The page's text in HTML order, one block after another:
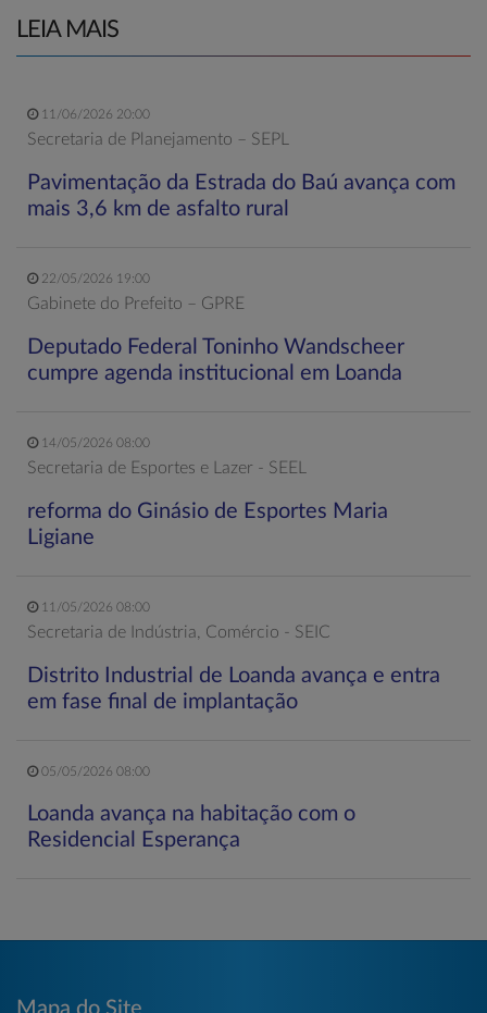
LEIA MAIS
11/06/2026 20:00
Secretaria de Planejamento – SEPL
Pavimentação da Estrada do Baú avança com
mais 3,6 km de asfalto rural
22/05/2026 19:00
Gabinete do Prefeito – GPRE
Deputado Federal Toninho Wandscheer
cumpre agenda institucional em Loanda
14/05/2026 08:00
Secretaria de Esportes e Lazer - SEEL
reforma do Ginásio de Esportes Maria
Ligiane
11/05/2026 08:00
Secretaria de Indústria, Comércio - SEIC
Distrito Industrial de Loanda avança e entra
em fase final de implantação
05/05/2026 08:00
Loanda avança na habitação com o
Residencial Esperança